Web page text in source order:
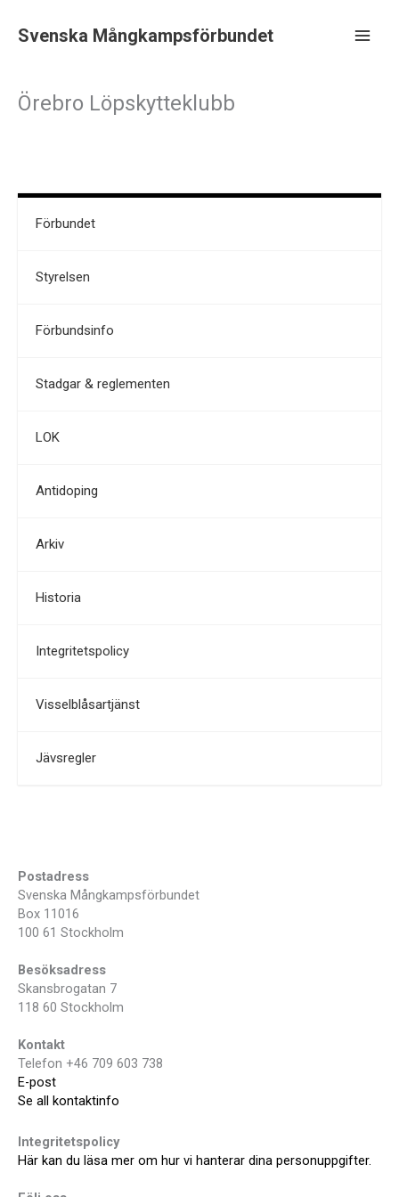
innehåll
Svenska Mångkampsförbundet
Örebro Löpskytteklubb
Förbundet
Styrelsen
Förbundsinfo
Stadgar & reglementen
LOK
Antidoping
Arkiv
Historia
Integritetspolicy
Visselblåsartjänst
Jävsregler
Postadress
Svenska Mångkampsförbundet
Box 11016
100 61 Stockholm
Besöksadress
Skansbrogatan 7
118 60 Stockholm
Kontakt
Telefon +46 709 603 738
E-post
Se all kontaktinfo
Integritetspolicy
Här kan du läsa mer om hur vi hanterar dina personuppgifter.